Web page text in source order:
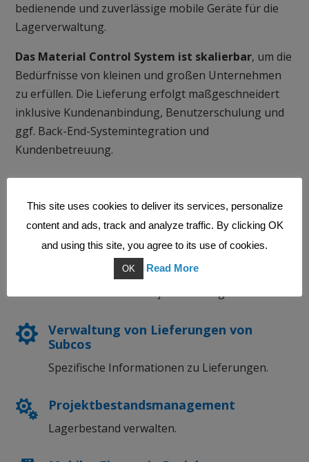
bedienende und zuverlässige mobile Geräte für die
Lagerverwaltung.
Das Material Control System ist skalierbar, um die
Bedürfnisse von kleinen und großen Unternehmen
zu erfüllen. Die Lieferung erfolgt maßgeschneidert
inklusive Kundenanbindung, Benutzerschulung und
ggf. Back-End-Systemintegration und
Kundenbetreuung.
Z Projekte und Akquisitionen
Materiallieferungen an Projekte.
Koordinierung von Lieferunngen
Koordination der Projektlieferung.

Verwaltung von Lieferungen von
Subcos
Spezifische Informationen zu Lieferungen.
 Projektbestandsmanagement
Lagerbestand verwalten.
This site uses cookies to deliver its services, personalize
content and ads, track and analyze traffic. By clicking OK
and using this site, you agree to its use of cookies.
OK Read More